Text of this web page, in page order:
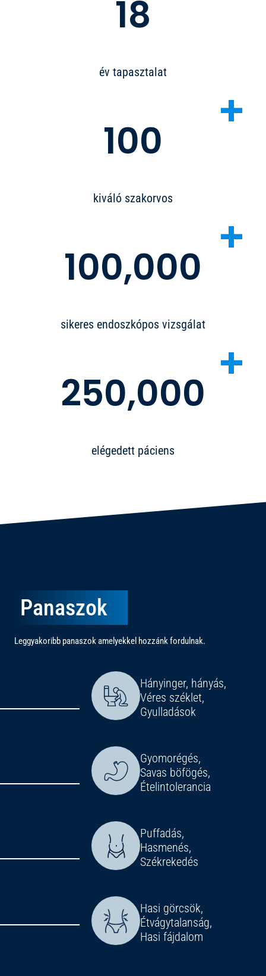
év tapasztalat
18
kiváló szakorvos
100
+
sikeres endoszkópos vizsgálat
100,000
+
elégedett páciens
250,000
+
Panaszok
Leggyakoribb panaszok amelyekkel hozzánk fordulnak.
Hányinger, hányás,
Véres széklet,
Gyulladások
Gyomorégés,
Savas böfögés,
Ételintolerancia
Puffadás,
Hasmenés,
Székrekedés
Hasi görcsök,
Étvágytalanság,
Hasi fájdalom